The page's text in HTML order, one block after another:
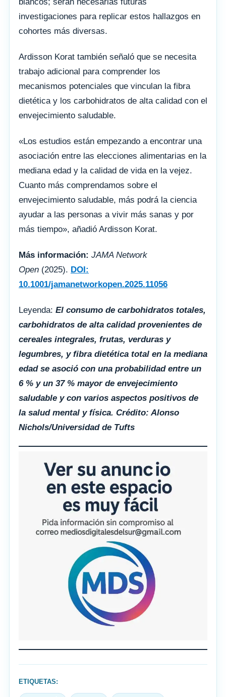
investigaciones para replicar estos hallazgos en
cohortes más diversas.
Ardisson Korat también señaló que se necesita
trabajo adicional para comprender los
mecanismos potenciales que vinculan la fibra
dietética y los carbohidratos de alta calidad con el
envejecimiento saludable.
«Los estudios están empezando a encontrar una
asociación entre las elecciones alimentarias en la
mediana edad y la calidad de vida en la vejez.
Cuanto más comprendamos sobre el
envejecimiento saludable, más podrá la ciencia
ayudar a las personas a vivir más sanas y por
más tiempo», añadió Ardisson Korat.
Más información: JAMA Network
Open (2025). DOI:
10.1001/jamanetworkopen.2025.11056
Leyenda: El consumo de carbohidratos totales,
carbohidratos de alta calidad provenientes de
cereales integrales, frutas, verduras y
legumbres, y fibra dietética total en la mediana
edad se asoció con una probabilidad entre un
6 % y un 37 % mayor de envejecimiento
saludable y con varios aspectos positivos de
la salud mental y física. Crédito: Alonso
Nichols/Universidad de Tufts
ETIQUETAS: